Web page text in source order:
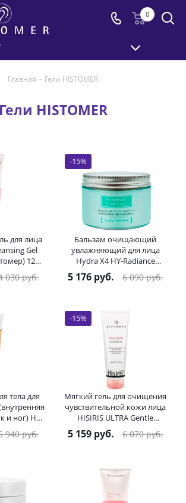
0
Главная - Гели HISTOMER
Гели HISTOMER
для лица
Gel
125
030руб.
Бальзам очищающий
увлажняющий для лица
Hydra X4 HY-Radiance
Cleansing Balm HISTOMER
(Хистомер) 140 мл
5 176 руб. 6 090руб.
-15%
тела для
и ног) H4
Gel
125
940руб.
Мягкий гель для очищения
чувствительной кожи лица
HISIRIS ULTRA Gentle
Cleansing Gel HISTOMER
(Хистомер) 200 мл
5 159 руб. 6 070руб.
-15%